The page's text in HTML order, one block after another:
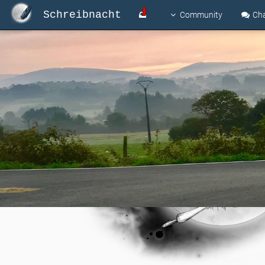
Schreibnacht Community